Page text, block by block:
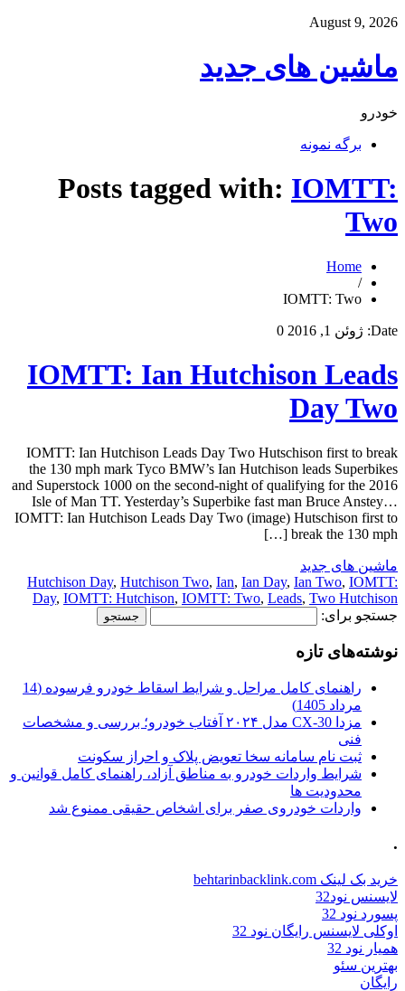
August 9, 2026
ماشین های جدید
خودرو
برگه نمونه
Posts tagged with: IOMTT:
Two
Home
/
IOMTT: Two
Date: ژوئن 1, 2016 0
IOMTT: Ian Hutchison Leads
Day Two
IOMTT: Ian Hutchison Leads Day Two Hutschison first to break
the 130 mph mark Tyco BMW’s Ian Hutchison leads Superbikes
and Superstock 1000 on the second-night of qualifying for the 2016
Isle of Man TT. Yesterday’s Superbike fast man Bruce Anstey…
IOMTT: Ian Hutchison Leads Day Two (image) Hutschison first to
break the 130 mph […]
ماشین های جدید
Hutchison Day, Hutchison Two, Ian, Ian Day, Ian Two, IOMTT:
Day, IOMTT: Hutchison, IOMTT: Two, Leads, Two Hutchison
جستجو برای:
نوشته‌های تازه
راهنمای کامل مراحل و شرایط اسقاط خودرو فرسوده (14
مرداد 1405)
مزدا CX-30 مدل ۲۰۲۴ آفتاب خودرو؛ بررسی و مشخصات
فنی
ثبت نام سامانه سخا تعویض پلاک و احراز سکونت
شرایط واردات خودرو به مناطق آزاد، راهنمای کامل قوانین و
محدودیت ها
واردات خودروی صفر برای اشخاص حقیقی ممنوع شد
.
خرید بک لینک behtarinbacklink.com
لایسنس نود32
پسورد نود 32
اوکلی لایسنس رایگان نود 32
همیار نود 32
بهترین سئو
رایگان